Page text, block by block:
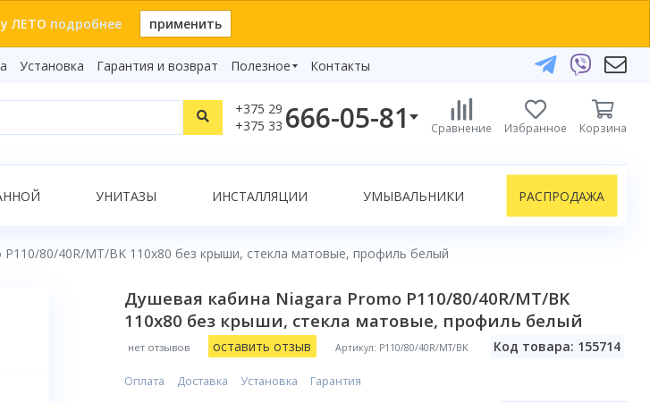
ЛЕТО подробнее применить
Установка Гарантия и возврат
Полезное
Видеообзоры
Бренды
Контакты
+375 29
+375 33 666-05-81
+375 29 666-05-81
+375 17 243-24-29
Telegram
Viber
info@bydom.by
Сравнение Избранное Корзина
все результаты
УНИТАЗЫ ИНСТАЛЛЯЦИИ УМЫВАЛЬНИКИ РАСПРОДАЖА
80/40R/MT/BK 110x80 без крыши, стекла матовые, профиль белый
Душевая кабина Niagara Promo P110/80/40R/MT/BK
110x80 без крыши, стекла матовые, профиль белый
нет отзывов оставить отзыв Артикул: P110/80/40R/MT/BK Код товара: 155714
Оплата Доставка Установка Гарантия